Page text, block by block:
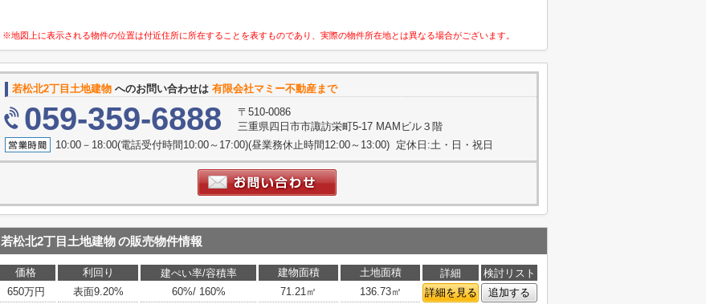
※地図上に表示される物件の位置は付近住所に所在することを表すものであり、実際の物件所在地とは異なる場合がございます。
若松北2丁目土地建物 へのお問い合わせは 有限会社マミー不動産まで
059-359-6888
〒510-0086
三重県四日市市諏訪栄町5-17 MAMビル３階
10:00－18:00(電話受付時間10:00～17:00)(昼業務休止時間12:00～13:00) 定休日:土・日・祝日
若松北2丁目土地建物の販売物件情報
価格 利回り 建ぺい率/容積率 建物面積 土地面積 詳細
検討リスト
650万円
表面9.20% 60%/ 160% 71.21㎡ 136.73㎡ 詳細を見る 追加する